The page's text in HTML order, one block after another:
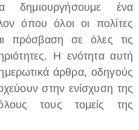
δημιουργήσουμε ένα
όπου όλοι οι πολίτες
πρόσβαση σε όλες τις
Η ενότητα αυτή
άρθρα, οδηγούς
στην ενίσχυση της
τους τομείς της